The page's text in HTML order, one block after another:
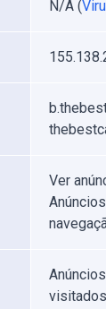
N/A (
Ver